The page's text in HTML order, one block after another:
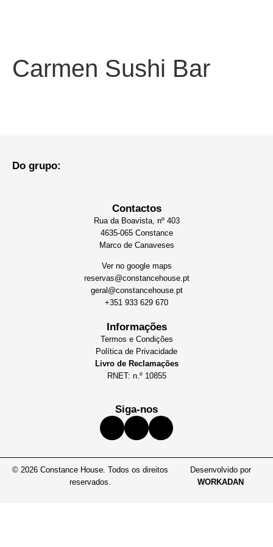
Carmen Sushi Bar
Do grupo:
Contactos
Rua da Boavista, nº 403
4635-065 Constance
Marco de Canaveses
Ver no google maps
reservas@constancehouse.pt
geral@constancehouse.pt
+351 933 629 670
Informações
Termos e Condições
Política de Privacidade
Livro de Reclamações
RNET: n.º 10855
Siga-nos
© 2026 Constance House. Todos os direitos
reservados.
Desenvolvido por
WORKADAN